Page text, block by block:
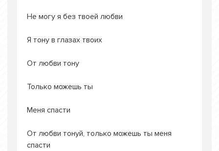
Не могу я без твоей любви
Я тону в глазах твоих
От любви тону
Только можешь ты
Меня спасти
От любви тонуй, только можешь ты меня
спасти